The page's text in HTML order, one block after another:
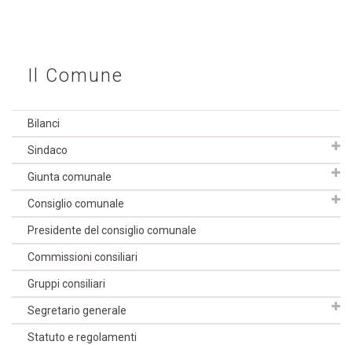
Il Comune
Bilanci
Sindaco
Giunta comunale
Consiglio comunale
Presidente del consiglio comunale
Commissioni consiliari
Gruppi consiliari
Segretario generale
Statuto e regolamenti